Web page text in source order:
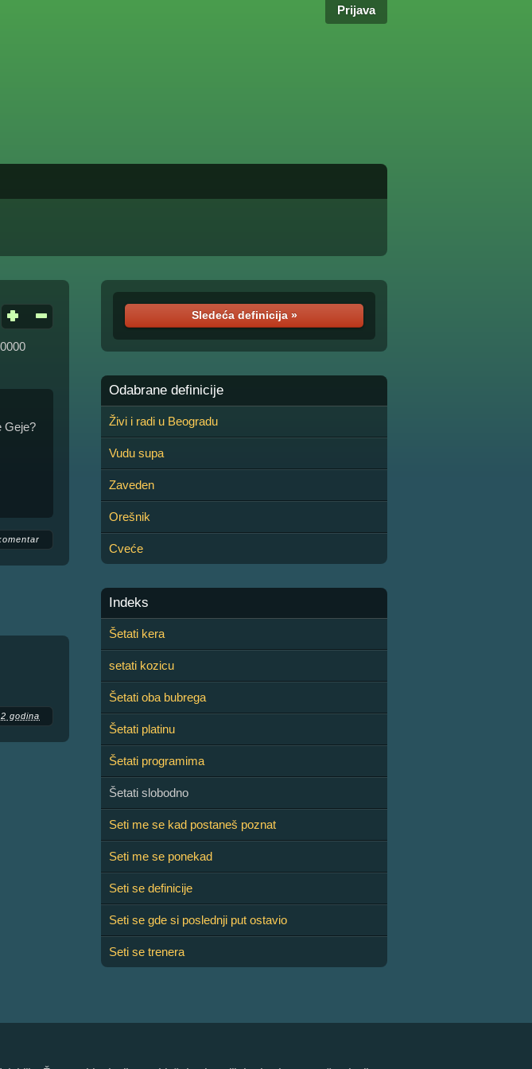
Prijava
Geje?
godina
Sledeća definicija »
Odabrane definicije
Živi i radi u Beogradu
Vudu supa
Zaveden
Orešnik
Cveće
Indeks
Šetati kera
setati kozicu
Šetati oba bubrega
Šetati platinu
Šetati programima
Šetati slobodno
Seti me se kad postaneš poznat
Seti me se ponekad
Seti se definicije
Seti se gde si poslednji put ostavio
Seti se trenera